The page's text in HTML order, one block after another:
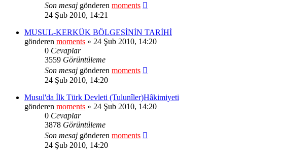
Son mesaj gönderen moments
24 Şub 2010, 14:21
MUSUL-KERKÜK BÖLGESİNİN TARİHİ
gönderen moments » 24 Şub 2010, 14:20
0 Cevaplar
3559 Görüntüleme
Son mesaj gönderen moments
24 Şub 2010, 14:20
Musul'da İlk Türk Devleti (Tulunîler)Hâkimiyeti
gönderen moments » 24 Şub 2010, 14:20
0 Cevaplar
3878 Görüntüleme
Son mesaj gönderen moments
24 Şub 2010, 14:20